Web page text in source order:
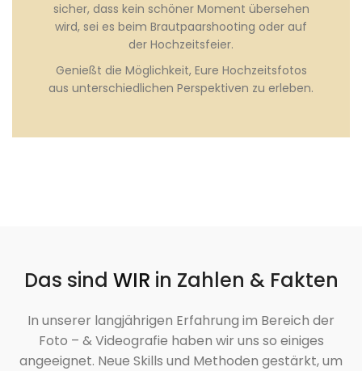
sicher, dass kein schöner Moment übersehen
wird, sei es beim Brautpaarshooting oder auf
der Hochzeitsfeier.
Genießt die Möglichkeit, Eure Hochzeitsfotos
aus unterschiedlichen Perspektiven zu erleben.
Das sind WIR in Zahlen & Fakten
In unserer langjährigen Erfahrung im Bereich der
Foto – & Videografie haben wir uns so einiges
angeeignet. Neue Skills und Methoden gestärkt, um